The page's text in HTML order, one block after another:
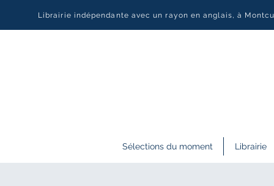
Librairie indépendante avec un rayon en anglais, à
Sélections du moment Librairie